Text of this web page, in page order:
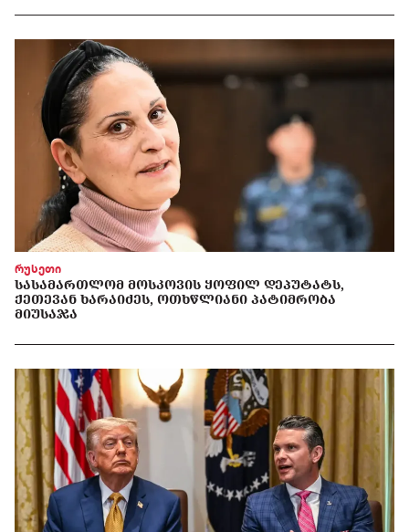
რუსეთი
ᲡᲐᲡᲐᲛᲐᲠᲗᲚᲝᲛ ᲛᲝᲡᲙᲝᲕᲘᲡ ᲧᲝᲤᲘᲚ ᲓᲔᲞᲣᲢᲐᲢᲡ,
ᲥᲔᲗᲔᲕᲐᲜ ᲮᲐᲠᲐᲘᲫᲔᲡ, ᲝᲗᲮᲬᲚᲘᲐᲜᲘ ᲞᲐᲢᲘᲛᲠᲝᲑᲐ
ᲛᲘᲣᲡᲐᲯᲐ